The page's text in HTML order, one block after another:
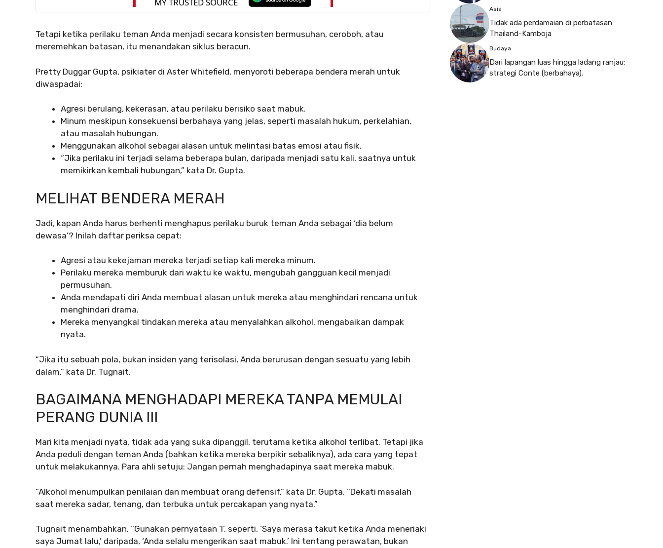
Tetapi ketika perilaku teman Anda menjadi secara konsisten bermusuhan, ceroboh, atau
meremehkan batasan, itu menandakan siklus beracun.
Pretty Duggar Gupta, psikiater di Aster Whitefield, menyoroti beberapa bendera merah untuk
diwaspadai:
Agresi berulang, kekerasan, atau perilaku berisiko saat mabuk.
Minum meskipun konsekuensi berbahaya yang jelas, seperti masalah hukum, perkelahian,
atau masalah hubungan.
Menggunakan alkohol sebagai alasan untuk melintasi batas emosi atau fisik.
“Jika perilaku ini terjadi selama beberapa bulan, daripada menjadi satu kali, saatnya untuk
memikirkan kembali hubungan,” kata Dr. Gupta.
MELIHAT BENDERA MERAH
Jadi, kapan Anda harus berhenti menghapus perilaku buruk teman Anda sebagai ‘dia belum
dewasa’? Inilah daftar periksa cepat:
Agresi atau kekejaman mereka terjadi setiap kali mereka minum.
Perilaku mereka memburuk dari waktu ke waktu, mengubah gangguan kecil menjadi
permusuhan.
Anda mendapati diri Anda membuat alasan untuk mereka atau menghindari rencana untuk
menghindari drama.
Mereka menyangkal tindakan mereka atau menyalahkan alkohol, mengabaikan dampak
nyata.
“Jika itu sebuah pola, bukan insiden yang terisolasi, Anda berurusan dengan sesuatu yang lebih
dalam,” kata Dr. Tugnait.
BAGAIMANA MENGHADAPI MEREKA TANPA MEMULAI
PERANG DUNIA III
Mari kita menjadi nyata, tidak ada yang suka dipanggil, terutama ketika alkohol terlibat. Tetapi jika
Anda peduli dengan teman Anda (bahkan ketika mereka berpikir sebaliknya), ada cara yang tepat
untuk melakukannya. Para ahli setuju: Jangan pernah menghadapinya saat mereka mabuk.
“Alkohol menumpulkan penilaian dan membuat orang defensif,” kata Dr. Gupta. “Dekati masalah
saat mereka sadar, tenang, dan terbuka untuk percakapan yang nyata.”
Tugnait menambahkan, “Gunakan pernyataan ‘I’, seperti, ‘Saya merasa takut ketika Anda meneriaki
saya Jumat lalu,’ daripada, ‘Anda selalu mengerikan saat mabuk.’ Ini tentang perawatan, bukan
Asia
Tidak ada perdamaian di perbatasan
Thailand-Kamboja
Budaya
Dari lapangan luas hingga ladang ranjau:
strategi Conte (berbahaya).